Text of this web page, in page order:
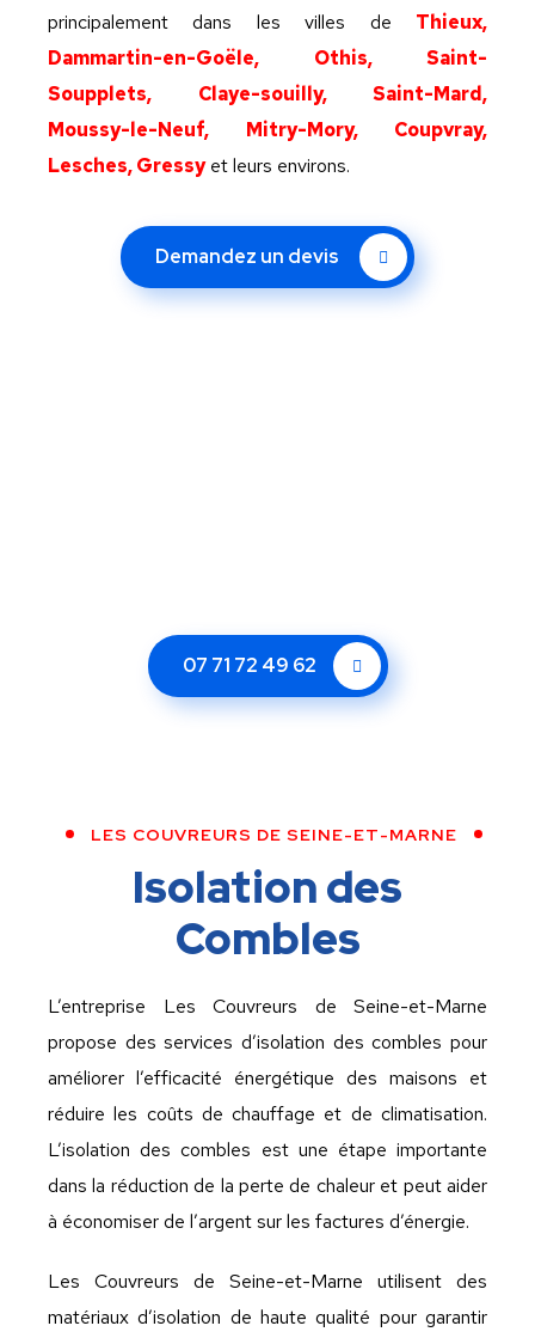
07 71 72 49 62
principalement dans les villes de Thieux,
Dammartin-en-Goële, Othis, Saint-
Soupplets, Claye-souilly, Saint-Mard,
Moussy-le-Neuf, Mitry-Mory, Coupvray,
Lesches, Gressyet leurs environs.
Demandez un devis
LES COUVREURS DE SEINE-ET-MARNE
Isolation des
Combles
L’entreprise Les Couvreurs de Seine-et-Marne
propose des services d’isolation des combles pour
améliorer l’efficacité énergétique des maisons et
réduire les coûts de chauffage et de climatisation.
L’isolation des combles est une étape importante
dans la réduction de la perte de chaleur et peut aider
à économiser de l’argent sur les factures d’énergie.
Les Couvreurs de Seine-et-Marne utilisent des
matériaux d’isolation de haute qualité pour garantir